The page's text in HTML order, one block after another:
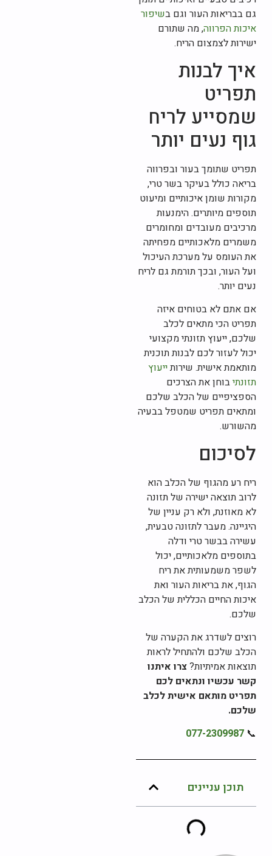
גם בבריאות העור וגם בשיפור
איכות הפרווה, מה שתורם
ישירות לצמצום הריח.
איך לבנות
תפריט
שמסייע לריח
גוף נעים יותר
תפריט שתומך בעור ובפרווה
בריאה כולל בעיקר בשר טרי,
מקורות שומן איכותיים ומיעוט
תוספים מיותרים. הימנעות
מרכיבים מעובדים ומחומרים
משמרים מלאכותיים מפחיתה
את העומס על מערכת העיכול
ועל העור, ובכך תורמת גם לריח
נעים יותר.
אם אתם לא בטוחים איזה
תפריט הכי מתאים לכלב
שלכם, ייעוץ תזונתי מקצועי
יכול לעזור לכם לבנות תוכנית
מותאמת אישית. שירותייעוץ
תזונתיבוחן את הצרכים
הספציפיים של הכלב שלכם
ומתאים תפריט שמטפל בבעיה
מהשורש.
לסיכום
ריח רע מהגוף של הכלב הוא
לרוב תוצאה ישירה של תזונה
לא מאוזנת, ולא רק עניין של
היגיינה. מעבר לתזונה טבעית,
עשירה בבשר טרי ודלה
בתוספים מלאכותיים, יכול
לשפר משמעותית את ריח
הגוף, את בריאות העור ואת
איכות החיים הכללית של הכלב
שלכם.
רוצים לשדרג את הקערה של
הכלב שלכם ולהתחיל לראות
תוצאות אמיתיות?צרו איתנו
קשר עכשיו ונתאים לכם
תפריט מותאם אישית לכלב
שלכם.
📞
077-2309987
תוכן עניינים